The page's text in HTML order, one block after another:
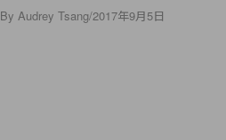
By Audrey Tsang/2017年9月5日